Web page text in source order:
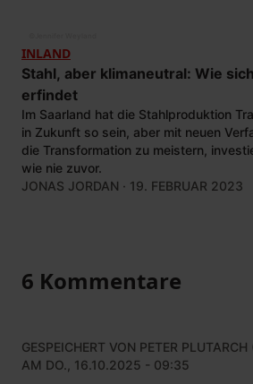
INLAND
Stahl, aber klimaneutral: Wie
erfindet
Im Saarland hat die Stahlproduktion
in Zukunft so sein, aber mit neuen
die Transformation zu meistern,
wie nie zuvor.
JONAS JORDAN · 19. FEBRUAR 2023
6 Kommentare
GESPEICHERT VON PETER
AM DO., 16.10.2025 - 09:35